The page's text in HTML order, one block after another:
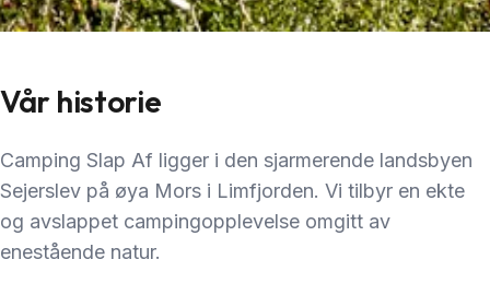
Vår historie
Camping Slap Af ligger i den sjarmerende landsbyen
Sejerslev på øya Mors i Limfjorden. Vi tilbyr en ekte
og avslappet campingopplevelse omgitt av
enestående natur.